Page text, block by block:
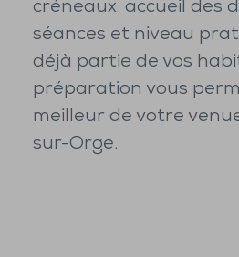
créneaux, accueil des
séances et niveau
déjà partie de vos
préparation vous
meilleur de votre
sur-Orge.